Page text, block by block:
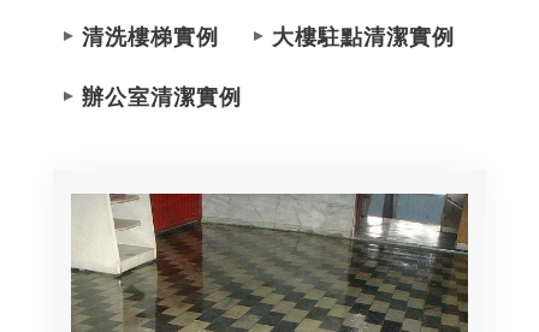
清洗樓梯實例 大樓駐點清潔實例
辦公室清潔實例